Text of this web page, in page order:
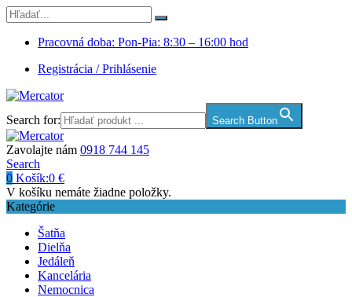
Pracovná doba: Pon-Pia: 8:30 – 16:00 hod
Registrácia / Prihlásenie
Search for: Search Button
Zavolajte nám 0918 744 145
Search
0 Košík:0 €
V košíku nemáte žiadne položky.
Kategórie
Šatňa
Dielňa
Jedáleň
Kancelária
Nemocnica